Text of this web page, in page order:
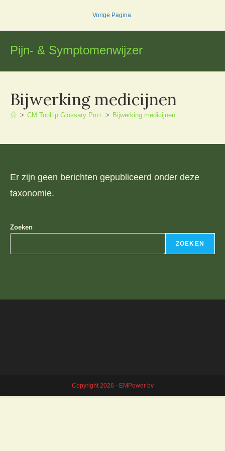
inhoud
Vorige Pagina.
Pijn- & Symptomenwijzer
Bijwerking medicijnen
> CM Tooltip Glossary Pro+ > Bijwerking medicijnen
Er zijn geen berichten gepubliceerd onder deze
taxonomie.
Zoeken
ZOEKEN
Copyright 2026 - EMPower bv